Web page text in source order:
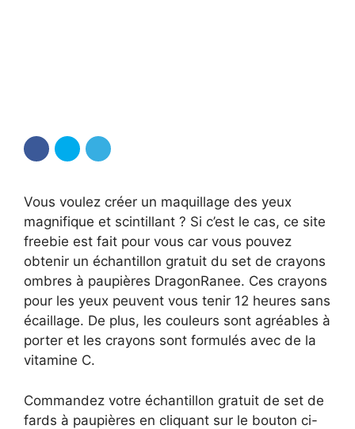
Vous voulez créer un maquillage des yeux
magnifique et scintillant ? Si c’est le cas, ce site
freebie est fait pour vous car vous pouvez
obtenir un échantillon gratuit du set de crayons
ombres à paupières DragonRanee. Ces crayons
pour les yeux peuvent vous tenir 12 heures sans
écaillage. De plus, les couleurs sont agréables à
porter et les crayons sont formulés avec de la
vitamine C.
Commandez votre échantillon gratuit de set de
fards à paupières en cliquant sur le bouton ci-